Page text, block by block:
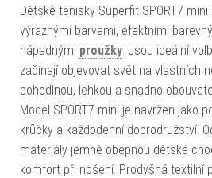
Dětské tenisky Superfit SPORT7
výraznými barvami, efektními
nápadnými proužky . Jsou ideální
začínají objevovat svět na vlastních
pohodlnou, lehkou a snadno
Model SPORT7 mini je navržen jako
krůčky a každodenní dobrodružství.
materiály jemně obepnou dětské
komfort při nošení. Prodyšná textilní